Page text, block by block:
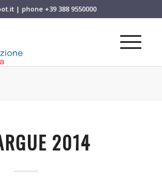
| phone+39 388 9550000
2014